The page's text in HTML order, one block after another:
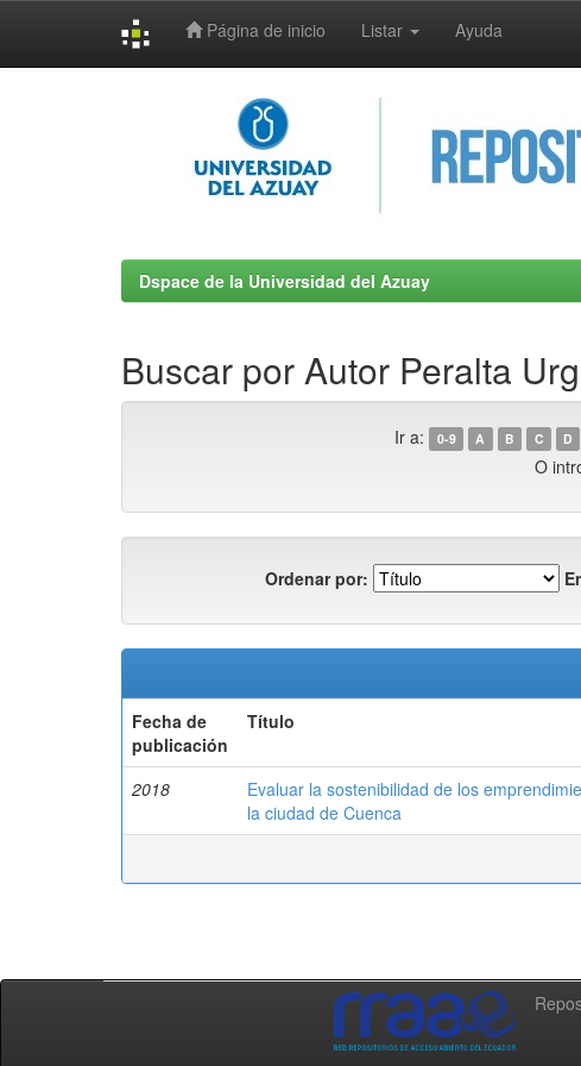
Página de inicio Listar Ayuda
Dspace de la Universidad del Azuay
Buscar por Autor Peralta
Ir a: 0-9 A B C D
O
Ordenar por:
Fecha de
publicación
Título
2018
Evaluar la sostenibilidad de los
la ciudad de Cuenca